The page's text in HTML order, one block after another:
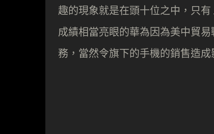
趣的現象就是在頭十位之中，只
成績相當亮眼的華為因為美中貿
務，當然令旗下的手機的銷售造成